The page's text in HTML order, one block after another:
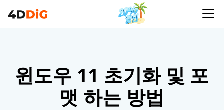
윈도우 11 초기화 및 포
맷 하는 방법